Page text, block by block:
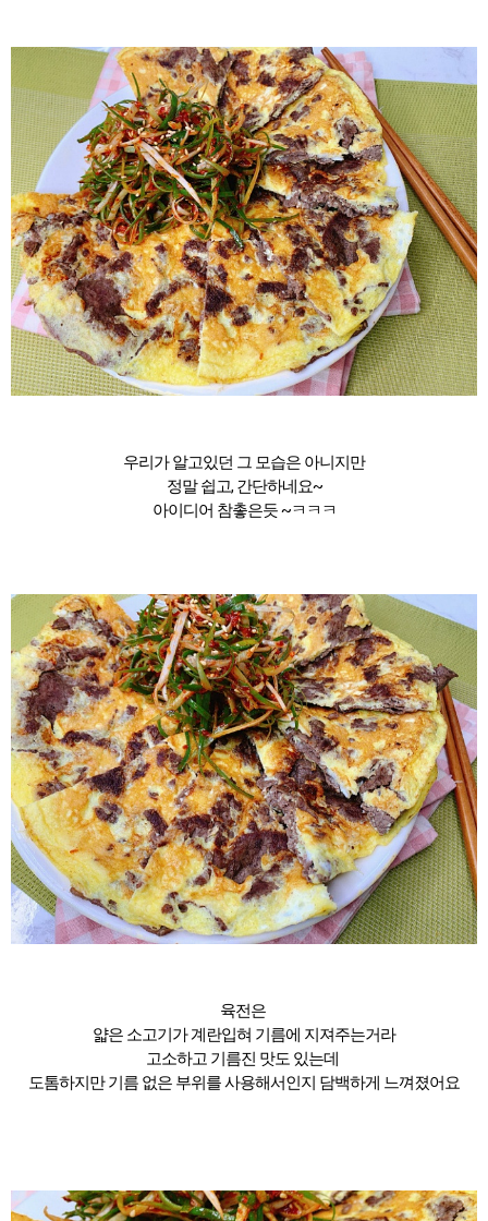
우리가 알고있던 그 모습은 아니지만
정말 쉽고, 간단하네요~
아이디어 참촣은듯 ~ㅋㅋㅋ
육전은
얇은 소고기가 계란입혀 기름에 지져주는거라
고소하고 기름진 맛도 있는데
도톰하지만 기름 없은 부위를 사용해서인지 담백하게 느껴졌어요